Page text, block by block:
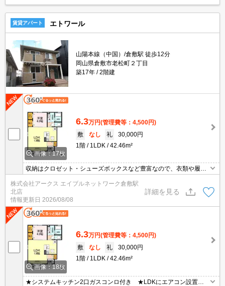
賃貸アパート エトワール
山陽本線（中国）/倉敷駅 徒歩12分
岡山県倉敷市老松町２丁目
築17年
2階建
画像：17枚
6.3万円(管理費等：4,500円)
敷
なし 礼
30,000円
1階
1LDK 42.46m²
収納はクロゼット・シューズボックスなど豊富なので、衣類や履き
インターホンを通じて室内から会話することができます。室内設備
はエアコン・追い焚き・CATVなどが揃っているので、快適に過ご
しやすいお部屋になります。駐車場料金が月額5500円の物件です。
株式会社アークス エイブルネットワーク倉敷駅
北店
情報更新日 2026/08/08
詳細を見る
画像：18枚
6.3万円(管理費等：4,500円)
敷
なし 礼
30,000円
1階
1LDK 42.46m²
★システムキッチン2口ガスコンロ付き ★LDKにエアコン設置有